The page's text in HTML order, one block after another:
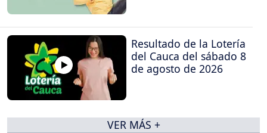
Resultado de la Lotería
del Cauca del sábado 8
de agosto de 2026
VER MÁS +